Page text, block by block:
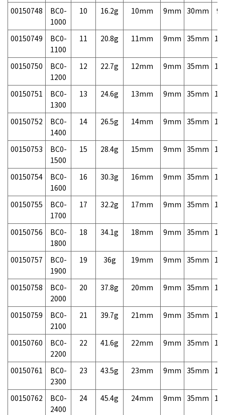
00150748
BC0-
1000
10 16.2g 10mm 9mm 30mm
00150749
BC0-
1100
11 20.8g 11mm 9mm 35mm
00150750
BC0-
1200
12 22.7g 12mm 9mm 35mm
00150751
BC0-
1300
13 24.6g 13mm 9mm 35mm
00150752
BC0-
1400
14 26.5g 14mm 9mm 35mm
00150753
BC0-
1500
15 28.4g 15mm 9mm 35mm
00150754
BC0-
1600
16 30.3g 16mm 9mm 35mm
00150755
BC0-
1700
17 32.2g 17mm 9mm 35mm
00150756
BC0-
1800
18 34.1g 18mm 9mm 35mm
00150757
BC0-
1900
19 36g 19mm 9mm 35mm
00150758
BC0-
2000
20 37.8g 20mm 9mm 35mm
00150759
BC0-
2100
21 39.7g 21mm 9mm 35mm
00150760
BC0-
2200
22 41.6g 22mm 9mm 35mm
00150761
BC0-
2300
23 43.5g 23mm 9mm 35mm
00150762
BC0-
2400
24 45.4g 24mm 9mm 35mm